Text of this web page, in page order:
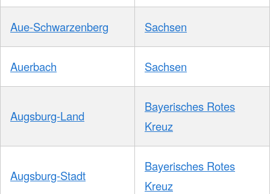
Aue-Schwarzenberg Sachsen
Auerbach Sachsen
Augsburg-Land
Bayerisches Rotes
Kreuz
Augsburg-Stadt
Bayerisches Rotes
Kreuz